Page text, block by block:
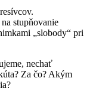
stupňovanie
„slobody“ pri
nechať
Za čo? Akým